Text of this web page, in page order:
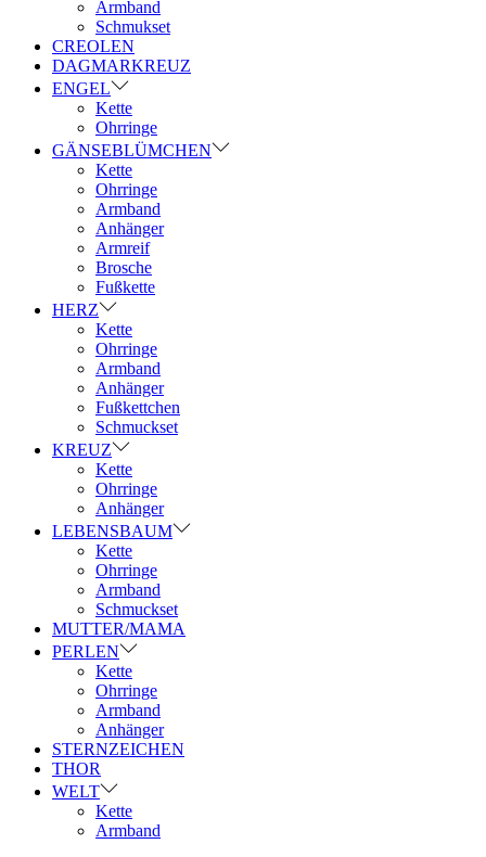
Armband
Schmukset
CREOLEN
DAGMARKREUZ
ENGEL
Kette
Ohrringe
GÄNSEBLÜMCHEN
Kette
Ohrringe
Armband
Anhänger
Armreif
Brosche
Fußkette
HERZ
Kette
Ohrringe
Armband
Anhänger
Fußkettchen
Schmuckset
KREUZ
Kette
Ohrringe
Anhänger
LEBENSBAUM
Kette
Ohrringe
Armband
Schmuckset
MUTTER/MAMA
PERLEN
Kette
Ohrringe
Armband
Anhänger
STERNZEICHEN
THOR
WELT
Kette
Armband